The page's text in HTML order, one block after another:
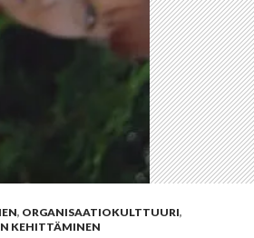
, ORGANISAATIOKULTTUURI,
KEHITTÄMINEN